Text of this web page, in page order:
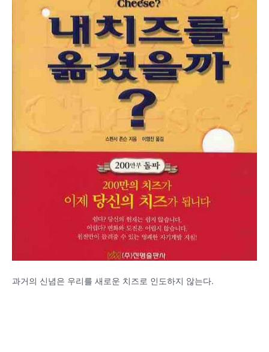
과거의 신념은 우리를 새로운 치즈로 인도하지 않는다.